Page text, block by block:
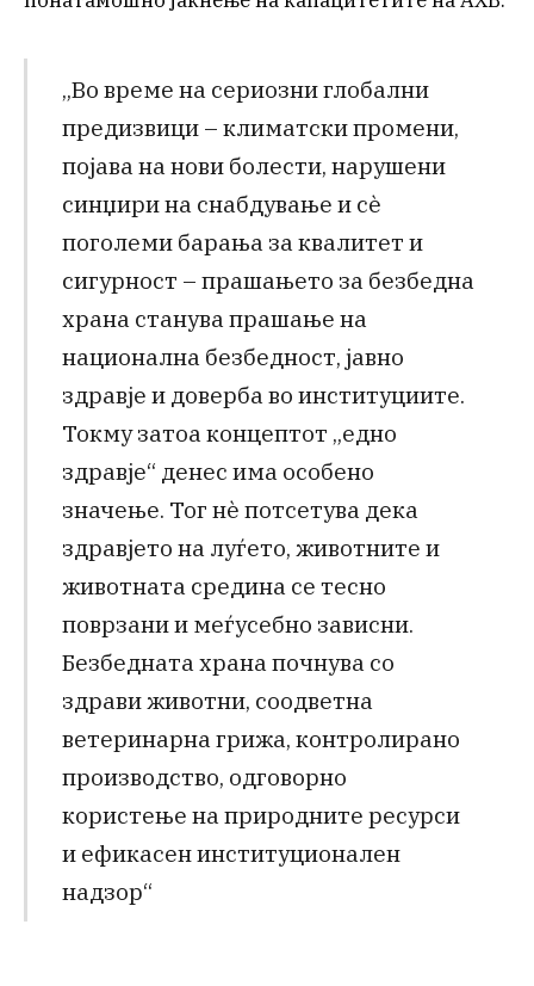
„Во време на сериозни глобални
предизвици – климатски промени,
појава на нови болести, нарушени
синџири на снабдување и сè
поголеми барања за квалитет и
сигурност – прашањето за безбедна
храна станува прашање на
национална безбедност, јавно
здравје и доверба во институциите.
Токму затоа концептот „едно
здравје“ денес има особено
значење. Тог нè потсетува дека
здравјето на луѓето, животните и
животната средина се тесно
поврзани и меѓусебно зависни.
Безбедната храна почнува со
здрави животни, соодветна
ветеринарна грижа, контролирано
производство, одговорно
користење на природните ресурси
и ефикасен институционален
надзор“